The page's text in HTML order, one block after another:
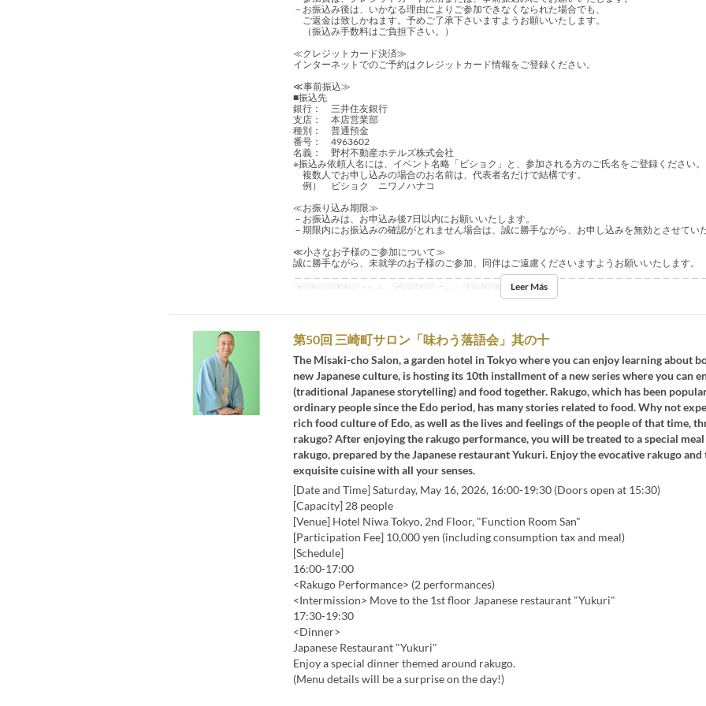
－お振込み後は、いかなる理由によりご参加できなくなられた場合でも、
ご返金は致しかねます。予めご了承下さいますようお願いいたします。
（振込み手数料はご負担下さい。）
≪クレジットカード決済≫
インターネットでのご予約はクレジットカード情報をご登録ください。
≪事前振込≫
■振込先
銀行： 三井住友銀行
支店： 本店営業部
種別： 普通預金
番号： 4963602
名義： 野村不動産ホテルズ株式会社
※振込み依頼人名には、イベント名略「ビショク」と、参加される方のご氏名をご登録ください。
複数人でお申し込みの場合のお名前は、代表者名だけで結構です。
例） ビショク ニワノハナコ
≪お振り込み期限≫
－お振込みは、お申込み後7日以内にお願いいたします。
－期限内にお振込みの確認がとれません場合は、誠に勝手ながら、お申し込みを無効とさせてい
≪小さなお子様のご参加について≫
誠に勝手ながら、未就学のお子様のご参加、同伴はご遠慮くださいますようお願いいたします。
＿＿＿＿＿＿＿＿＿＿＿＿＿＿＿＿＿＿＿＿＿＿＿＿＿＿＿＿＿＿＿＿＿＿＿＿＿＿＿＿＿＿＿＿
Fechas validas
11 abr Comidas Cena Límite de pedido ~ 4
Leer Más
第50回 三崎町サロン「味わう落語会」其の十
The Misaki-cho Salon, a garden hotel in Tokyo where you can enjoy learning about
new Japanese culture, is hosting its 10th installment of a new series where you can
(traditional Japanese storytelling) and food together. Rakugo, which has been
ordinary people since the Edo period, has many stories related to food. Why not
rich food culture of Edo, as well as the lives and feelings of the people of that time,
rakugo? After enjoying the rakugo performance, you will be treated to a special
rakugo, prepared by the Japanese restaurant Yukuri. Enjoy the evocative rakugo and
exquisite cuisine with all your senses.
[Date and Time] Saturday, May 16, 2026, 16:00-19:30 (Doors open at 15:30)
[Capacity] 28 people
[Venue] Hotel Niwa Tokyo, 2nd Floor, "Function Room San"
[Participation Fee] 10,000 yen (including consumption tax and meal)
[Schedule]
16:00-17:00
<Rakugo Performance> (2 performances)
<Intermission> Move to the 1st floor Japanese restaurant "Yukuri"
17:30-19:30
<Dinner>
Japanese Restaurant "Yukuri"
Enjoy a special dinner themed around rakugo.
(Menu details will be a surprise on the day!)